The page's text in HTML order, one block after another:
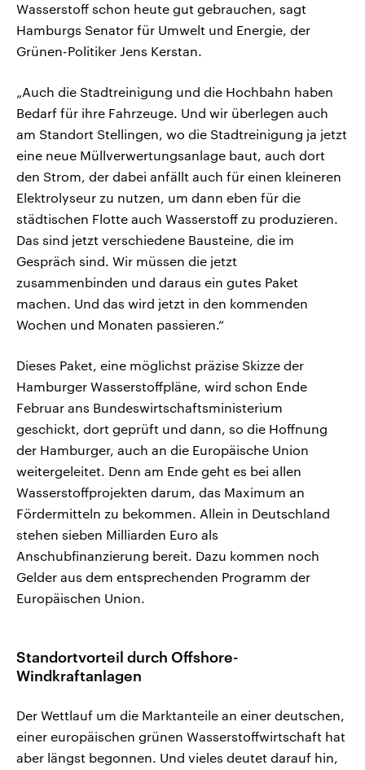
Wasserstoff schon heute gut gebrauchen, sagt
Hamburgs Senator für Umwelt und Energie, der
Grünen-Politiker Jens Kerstan.
„Auch die Stadtreinigung und die Hochbahn haben
Bedarf für ihre Fahrzeuge. Und wir überlegen auch
am Standort Stellingen, wo die Stadtreinigung ja jetzt
eine neue Müllverwertungsanlage baut, auch dort
den Strom, der dabei anfällt auch für einen kleineren
Elektrolyseur zu nutzen, um dann eben für die
städtischen Flotte auch Wasserstoff zu produzieren.
Das sind jetzt verschiedene Bausteine, die im
Gespräch sind. Wir müssen die jetzt
zusammenbinden und daraus ein gutes Paket
machen. Und das wird jetzt in den kommenden
Wochen und Monaten passieren.“
Dieses Paket, eine möglichst präzise Skizze der
Hamburger Wasserstoffpläne, wird schon Ende
Februar ans Bundeswirtschaftsministerium
geschickt, dort geprüft und dann, so die Hoffnung
der Hamburger, auch an die Europäische Union
weitergeleitet. Denn am Ende geht es bei allen
Wasserstoffprojekten darum, das Maximum an
Fördermitteln zu bekommen. Allein in Deutschland
stehen sieben Milliarden Euro als
Anschubfinanzierung bereit. Dazu kommen noch
Gelder aus dem entsprechenden Programm der
Europäischen Union.
Standortvorteil durch Offshore-
Windkraftanlagen
Der Wettlauf um die Marktanteile an einer deutschen,
einer europäischen grünen Wasserstoffwirtschaft hat
aber längst begonnen. Und vieles deutet darauf hin,